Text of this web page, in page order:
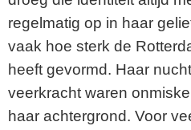
regelmatig op in haar
vaak hoe sterk de
heeft gevormd. Haar
veerkracht waren
haar achtergrond. Voor